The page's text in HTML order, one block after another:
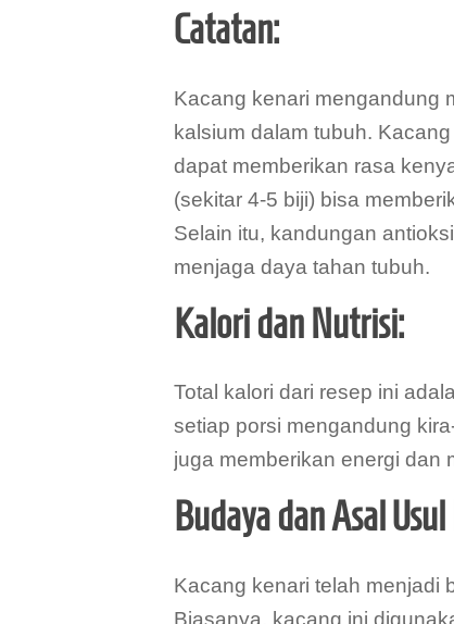
Catatan:
Kacang kenari mengandung
kalsium dalam tubuh.
dapat memberikan rasa
(sekitar 4-5 biji) bisa
Selain itu, kandungan
menjaga daya tahan tubuh.
Kalori dan Nutrisi:
Total kalori dari resep ini
setiap porsi mengandung
juga memberikan energi dan
Budaya dan Asal
Kacang kenari telah menjadi
Biasanya, kacang ini